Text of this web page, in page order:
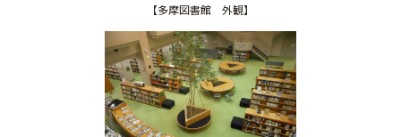
【多摩図書館 外観】